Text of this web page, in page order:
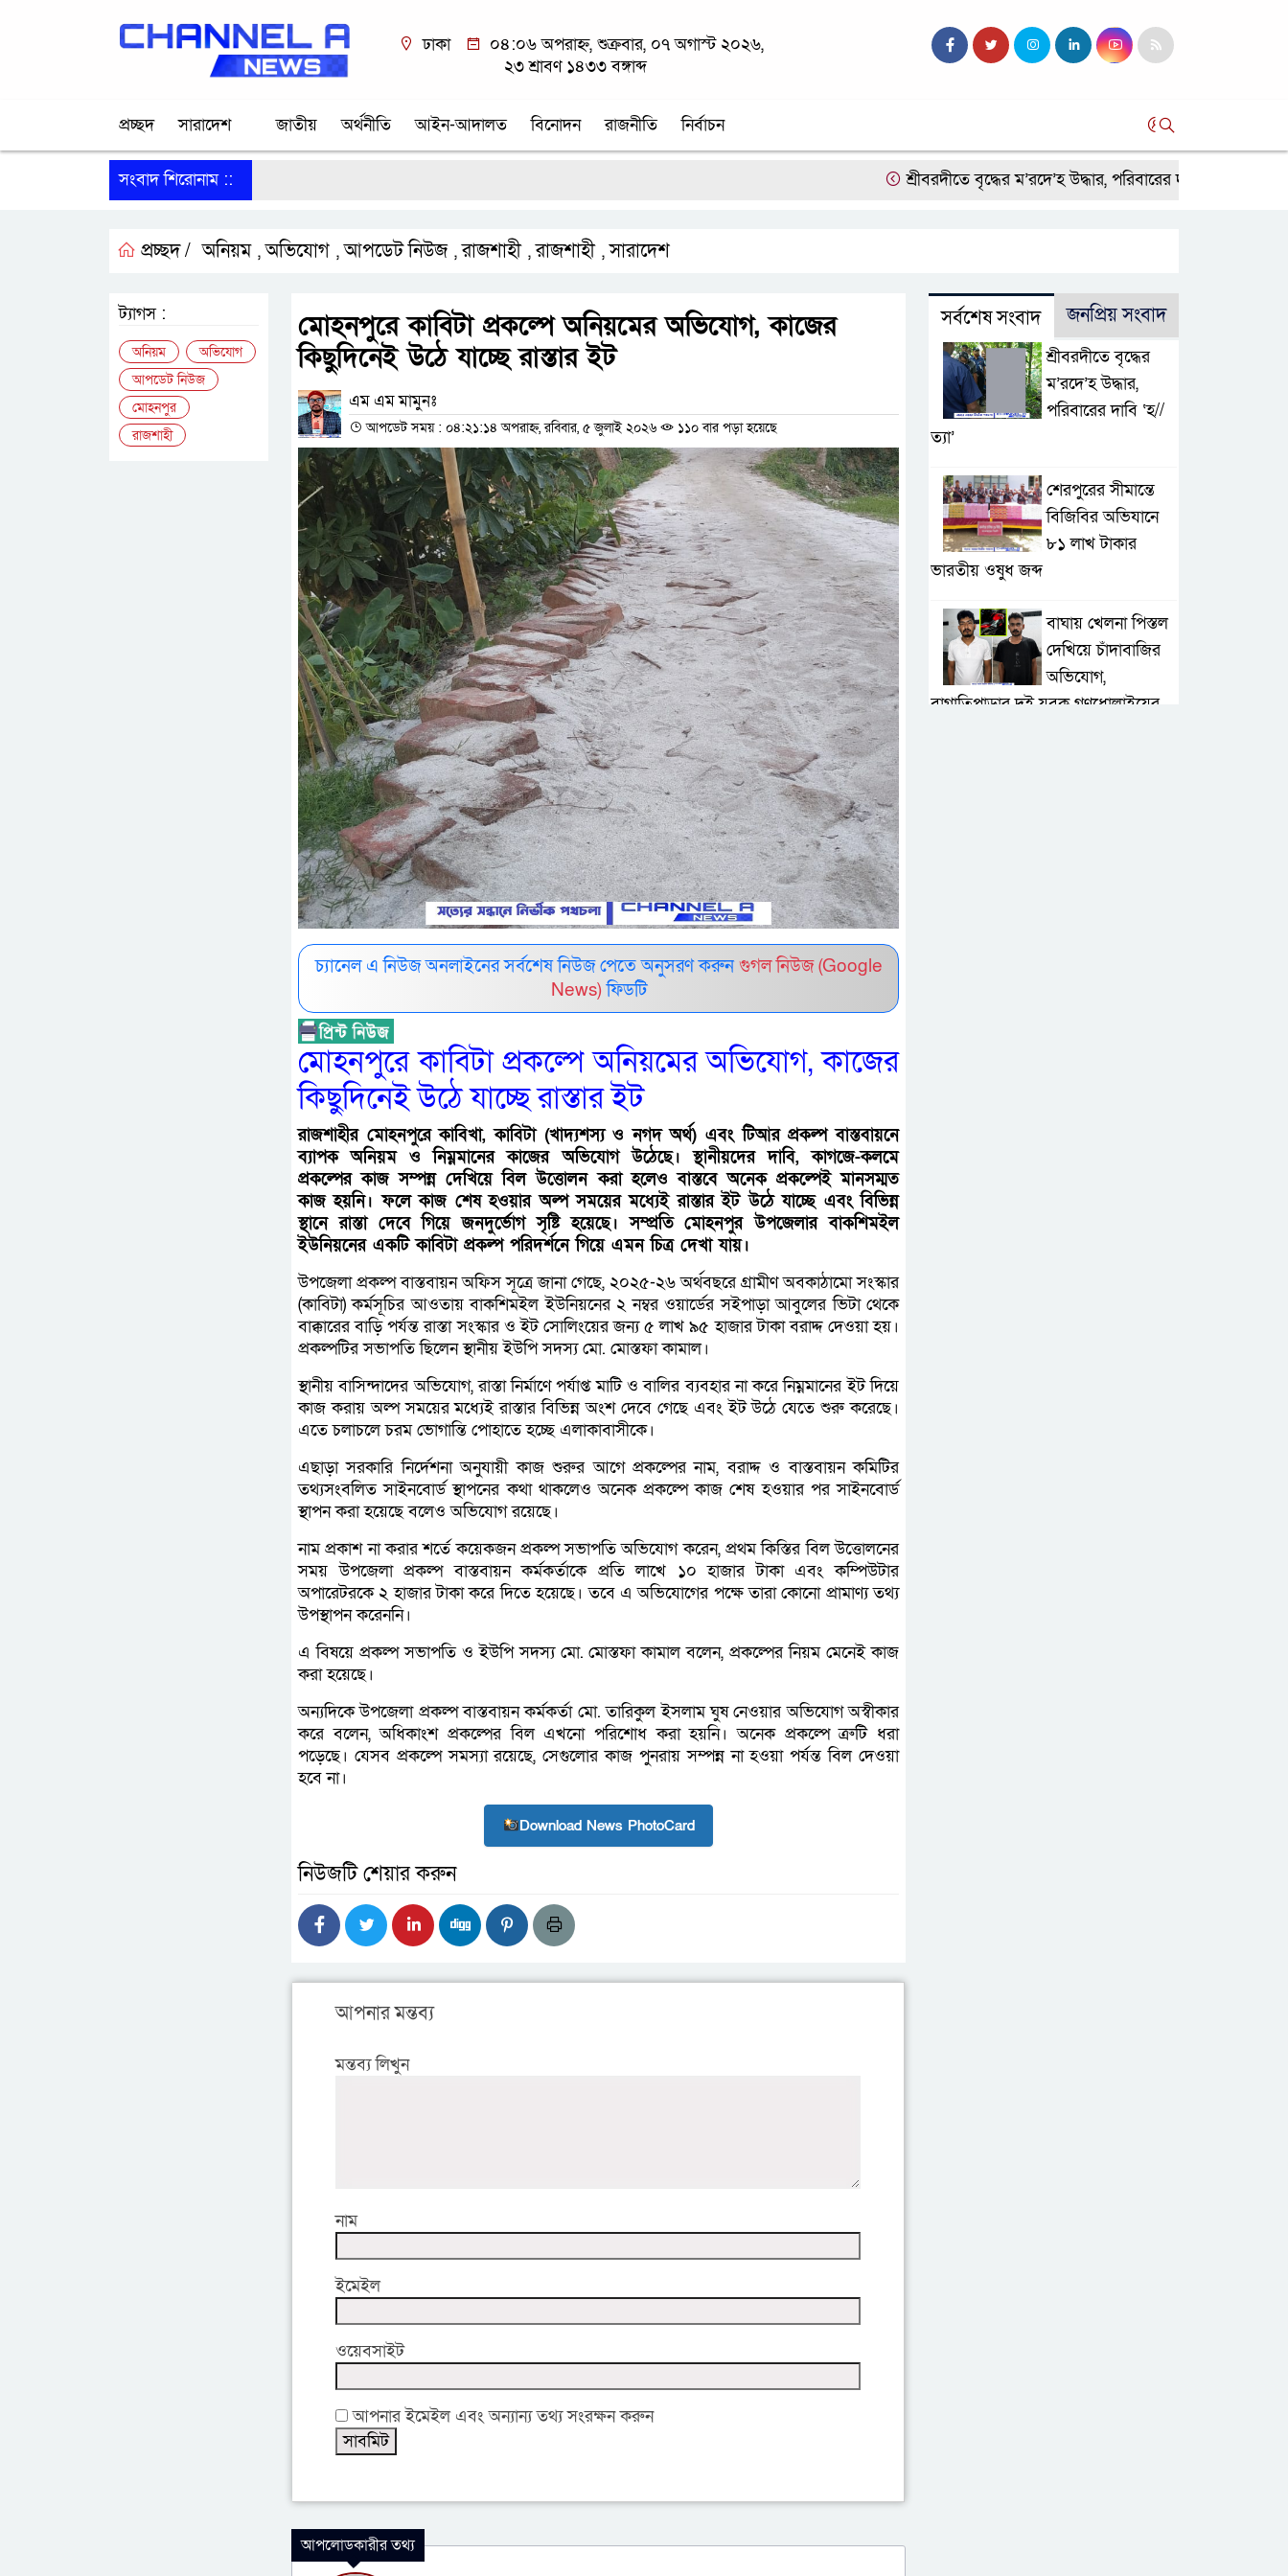
ঢাকা
০৪:০৬ অপরাহ্ন, শুক্রবার, ০৭ অগাস্ট ২০২৬,
২৩ শ্রাবণ ১৪৩৩ বঙ্গাব্দ
প্রচ্ছদ সারাদেশ জাতীয় অর্থনীতি আইন-আদালত বিনোদন রাজনীতি নির্বাচন
সংবাদ শিরোনাম :: শ্রীবরদীতে বৃদ্ধের ম’রদে’হ উদ্ধার, পরিবারের দাবি ‘হ//ত্যা’
প্রচ্ছদ / অনিয়ম ,অভিযোগ ,আপডেট নিউজ ,রাজশাহী ,রাজশাহী ,সারাদেশ
মোহনপুরে কাবিটা প্রকল্পে অনিয়মের অভিযোগ, কাজের
কিছুদিনেই উঠে যাচ্ছে রাস্তার ইট
এম এম মামুনঃ
আপডেট সময় : ০৪:২১:১৪ অপরাহ্ন, রবিবার, ৫ জুলাই ২০২৬ ১১০ বার পড়া হয়েছে
চ্যানেল এ নিউজ অনলাইনের সর্বশেষ নিউজ পেতে অনুসরণ করুনগুগল নিউজ (Google
News) ফিডটি
মোহনপুরে কাবিটা প্রকল্পে অনিয়মের অভিযোগ, কাজের
কিছুদিনেই উঠে যাচ্ছে রাস্তার ইট
রাজশাহীর মোহনপুরে কাবিখা, কাবিটা (খাদ্যশস্য ও নগদ অর্থ) এবং টিআর প্রকল্প বাস্তবায়নে
ব্যাপক অনিয়ম ও নিম্নমানের কাজের অভিযোগ উঠেছে। স্থানীয়দের দাবি, কাগজে-কলমে
প্রকল্পের কাজ সম্পন্ন দেখিয়ে বিল উত্তোলন করা হলেও বাস্তবে অনেক প্রকল্পেই মানসম্মত
কাজ হয়নি। ফলে কাজ শেষ হওয়ার অল্প সময়ের মধ্যেই রাস্তার ইট উঠে যাচ্ছে এবং বিভিন্ন
স্থানে রাস্তা দেবে গিয়ে জনদুর্ভোগ সৃষ্টি হয়েছে। সম্প্রতি মোহনপুর উপজেলার বাকশিমইল
ইউনিয়নের একটি কাবিটা প্রকল্প পরিদর্শনে গিয়ে এমন চিত্র দেখা যায়।
উপজেলা প্রকল্প বাস্তবায়ন অফিস সূত্রে জানা গেছে, ২০২৫-২৬ অর্থবছরে গ্রামীণ অবকাঠামো সংস্কার
(কাবিটা) কর্মসূচির আওতায় বাকশিমইল ইউনিয়নের ২ নম্বর ওয়ার্ডের সইপাড়া আবুলের ভিটা থেকে
বাক্কারের বাড়ি পর্যন্ত রাস্তা সংস্কার ও ইট সোলিংয়ের জন্য ৫ লাখ ৯৫ হাজার টাকা বরাদ্দ দেওয়া হয়।
প্রকল্পটির সভাপতি ছিলেন স্থানীয় ইউপি সদস্য মো. মোস্তফা কামাল।
স্থানীয় বাসিন্দাদের অভিযোগ, রাস্তা নির্মাণে পর্যাপ্ত মাটি ও বালির ব্যবহার না করে নিম্নমানের ইট দিয়ে
কাজ করায় অল্প সময়ের মধ্যেই রাস্তার বিভিন্ন অংশ দেবে গেছে এবং ইট উঠে যেতে শুরু করেছে।
এতে চলাচলে চরম ভোগান্তি পোহাতে হচ্ছে এলাকাবাসীকে।
এছাড়া সরকারি নির্দেশনা অনুযায়ী কাজ শুরুর আগে প্রকল্পের নাম, বরাদ্দ ও বাস্তবায়ন কমিটির
তথ্যসংবলিত সাইনবোর্ড স্থাপনের কথা থাকলেও অনেক প্রকল্পে কাজ শেষ হওয়ার পর সাইনবোর্ড
স্থাপন করা হয়েছে বলেও অভিযোগ রয়েছে।
নাম প্রকাশ না করার শর্তে কয়েকজন প্রকল্প সভাপতি অভিযোগ করেন, প্রথম কিস্তির বিল উত্তোলনের
সময় উপজেলা প্রকল্প বাস্তবায়ন কর্মকর্তাকে প্রতি লাখে ১০ হাজার টাকা এবং কম্পিউটার
অপারেটরকে ২ হাজার টাকা করে দিতে হয়েছে। তবে এ অভিযোগের পক্ষে তারা কোনো প্রামাণ্য তথ্য
উপস্থাপন করেননি।
এ বিষয়ে প্রকল্প সভাপতি ও ইউপি সদস্য মো. মোস্তফা কামাল বলেন, প্রকল্পের নিয়ম মেনেই কাজ
করা হয়েছে।
অন্যদিকে উপজেলা প্রকল্প বাস্তবায়ন কর্মকর্তা মো. তারিকুল ইসলাম ঘুষ নেওয়ার অভিযোগ অস্বীকার
করে বলেন, অধিকাংশ প্রকল্পের বিল এখনো পরিশোধ করা হয়নি। অনেক প্রকল্পে ত্রুটি ধরা
পড়েছে। যেসব প্রকল্পে সমস্যা রয়েছে, সেগুলোর কাজ পুনরায় সম্পন্ন না হওয়া পর্যন্ত বিল দেওয়া
হবে না।
Download News PhotoCard
নিউজটি শেয়ার করুন
আপনার মন্তব্য
মন্তব্য লিখুন
নাম
ইমেইল
ওয়েবসাইট
আপনার ইমেইল এবং অন্যান্য তথ্য সংরক্ষন করুন
আপলোডকারীর তথ্য
ট্যাগস :
অনিয়ম
অভিযোগ
আপডেট নিউজ
মোহনপুর
রাজশাহী
সর্বশেষ সংবাদ জনপ্রিয় সংবাদ
শ্রীবরদীতে বৃদ্ধের
ম’রদে’হ উদ্ধার,
পরিবারের দাবি ‘হ//
ত্যা’
শেরপুরের সীমান্তে
বিজিবির অভিযানে
৮১ লাখ টাকার
ভারতীয় ওষুধ জব্দ
বাঘায় খেলনা পিস্তল
দেখিয়ে চাঁদাবাজির
অভিযোগ,
বাগাতিপাড়ার দুই যুবক গণধোলাইয়ের